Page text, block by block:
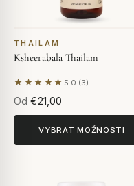
THAILAM
Ksheerabala Thailam
★★★★★ 5.0 (3)
Na základě 3 hodnocení
Od €21,00
VYBRAT MOŽNOSTI